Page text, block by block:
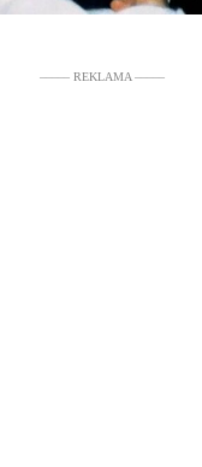
––––– REKLAMA –––––